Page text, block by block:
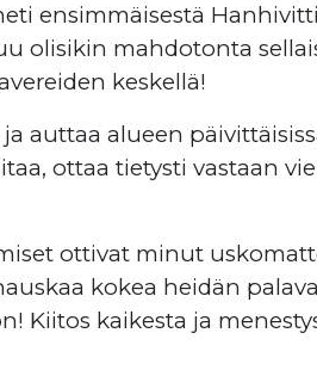
ensimmäisestä
olisikin mahdotonta
keskellä!
auttaa alueen
ottaa tietysti vastaan
ottivat minut
kokea heidän
Kiitos kaikesta ja